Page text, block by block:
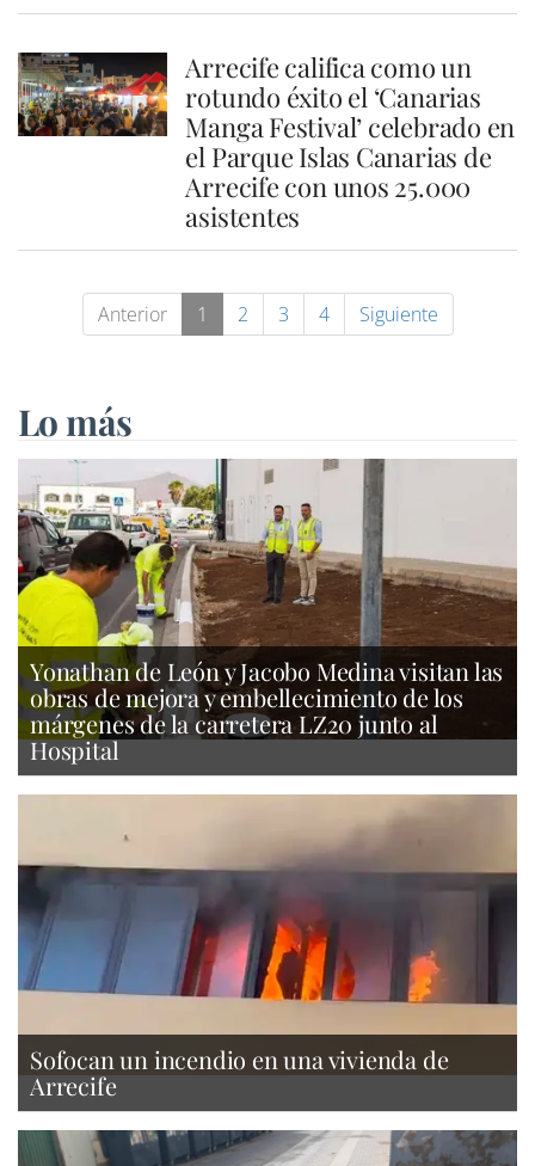
Arrecife califica como un
rotundo éxito el ‘Canarias
Manga Festival’ celebrado en
el Parque Islas Canarias de
Arrecife con unos 25.000
asistentes
Anterior 1 2 3 4 Siguiente
Lo más
Yonathan de León y Jacobo Medina visitan las
obras de mejora y embellecimiento de los
márgenes de la carretera LZ20 junto al
Hospital
Sofocan un incendio en una vivienda de
Arrecife